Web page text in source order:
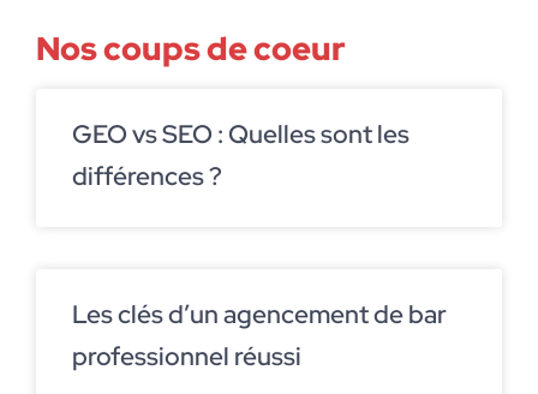
Nos coups de coeur
GEO vs SEO : Quelles sont les
différences ?
Les clés d’un agencement de bar
professionnel réussi